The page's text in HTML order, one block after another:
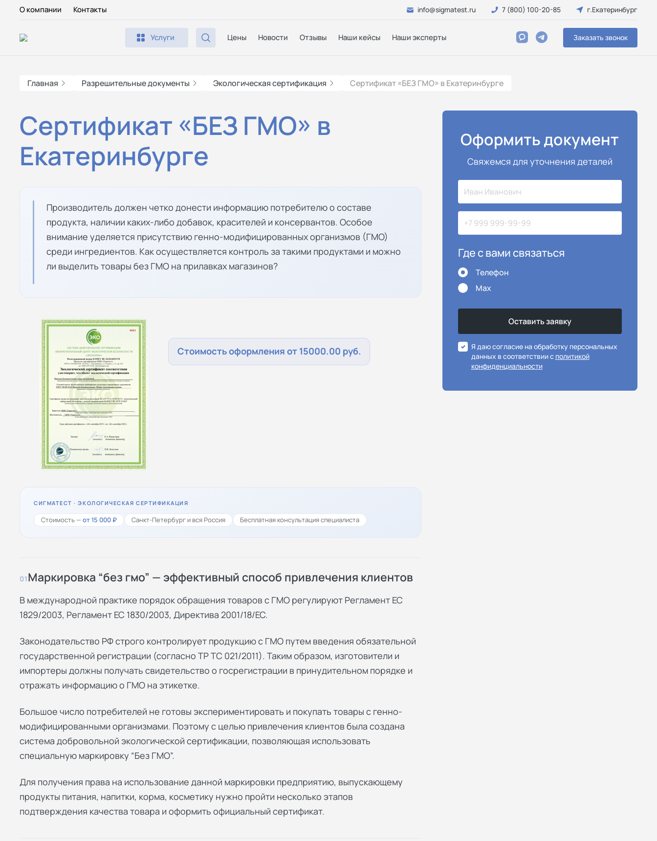
О компании Контакты info@sigmatest.ru 7 (800) 100-20-85 г.Екатеринбург
Услуги Цены Новости Отзывы Наши кейсы Наши эксперты Заказать звонок
Главная Разрешительные документы Экологическая сертификация Сертификат «БЕЗ ГМО» в Екатеринбурге
Сертификат «БЕЗ ГМО» в
Екатеринбурге
Производитель должен четко донести информацию потребителю о составе
продукта, наличии каких-либо добавок, красителей и консервантов. Особое
внимание уделяется присутствию генно-модифицированных организмов (ГМО)
среди ингредиентов. Как осуществляется контроль за такими продуктами и можно
ли выделить товары без ГМО на прилавках магазинов?
Стоимость оформления от 15000.00 руб.
СИГМАТЕСТ · ЭКОЛОГИЧЕСКАЯ СЕРТИФИКАЦИЯ
Стоимость —от 15 000 ₽ Санкт-Петербург и вся Россия Бесплатная консультация специалиста
01Маркировка “без гмо” — эффективный способ привлечения клиентов
В международной практике порядок обращения товаров с ГМО регулируют Регламент ЕС
1829/2003, Регламент ЕС 1830/2003, Директива 2001/18/ЕС.
Законодательство РФ строго контролирует продукцию с ГМО путем введения обязательной
государственной регистрации (согласно ТР ТС 021/2011). Таким образом, изготовители и
импортеры должны получать свидетельство о госрегистрации в принудительном порядке и
отражать информацию о ГМО на этикетке.
Большое число потребителей не готовы экспериментировать и покупать товары с генно-
модифицированными организмами. Поэтому с целью привлечения клиентов была создана
система добровольной экологической сертификации, позволяющая использовать
специальную маркировку “Без ГМО”.
Для получения права на использование данной маркировки предприятию, выпускающему
продукты питания, напитки, корма, косметику нужно пройти несколько этапов
подтверждения качества товара и оформить официальный сертификат.
Оформить документ
Свяжемся для уточнения деталей
Где с вами связаться
Телефон
Max
Я даю согласие на обработку персональных
данных в соответствии с политикой
конфиденциальности